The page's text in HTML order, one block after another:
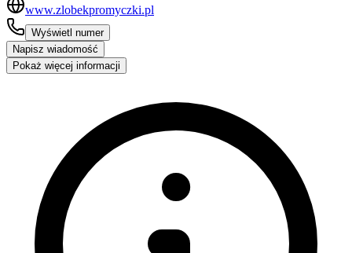
www.zlobekpromyczki.pl
Wyświetl numer
Napisz wiadomość
Pokaż więcej informacji